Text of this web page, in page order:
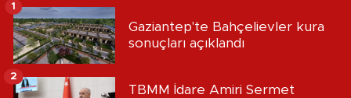
Gaziantep'te Bahçelievler kura
sonuçları açıklandı
1
TBMM İdare Amiri Sermet
2